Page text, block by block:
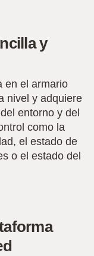
y
en el armario
nivel y adquiere
entorno y del
como la
el estado de
o el estado del